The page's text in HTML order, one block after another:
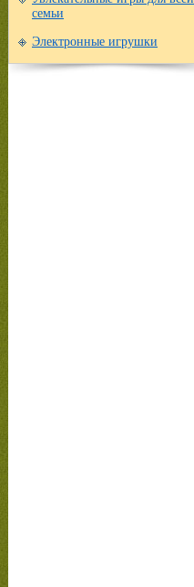
семьи
Электронные игрушки